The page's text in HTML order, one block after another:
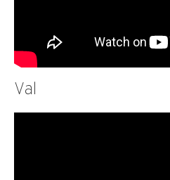
Val